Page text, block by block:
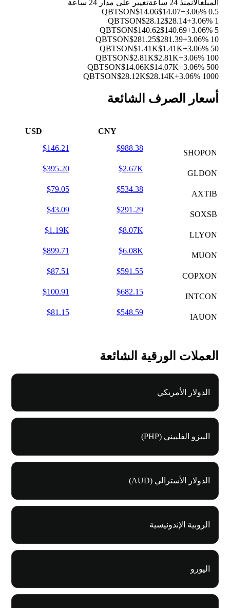
المبلغالآنمنذ 24 ساعة
تغيير على مدار 24 ساعة
0.5 QBTSON
$14.06$14.07+3.06%
1 QBTSON
$28.12$28.14+3.06%
5 QBTSON
$140.62$140.69+3.06%
10 QBTSON
$281.25$281.39+3.06%
50 QBTSON
$1.41K$1.41K+3.06%
100 QBTSON
$2.81K$2.81K+3.06%
500 QBTSON
$14.06K$14.07K+3.06%
1000 QBTSON
$28.12K$28.14K+3.06%
أسعار الصرف الشائعة
CNY
USD
SHOPON
$988.38
$146.21
GLDON
$2.67K
$395.20
AXTIB
$534.38
$79.05
SOXSB
$291.29
$43.09
LLYON
$8.07K
$1.19K
MUON
$6.08K
$899.71
COPXON
$591.55
$87.51
INTCON
$682.15
$100.91
IAUON
$548.59
$81.15
العملات الورقية الشائعة
الدولار الأمريكي
البيزو الفلبيني (PHP)
الدولار الأسترالي (AUD)
الروبية الإندونيسية
اليورو